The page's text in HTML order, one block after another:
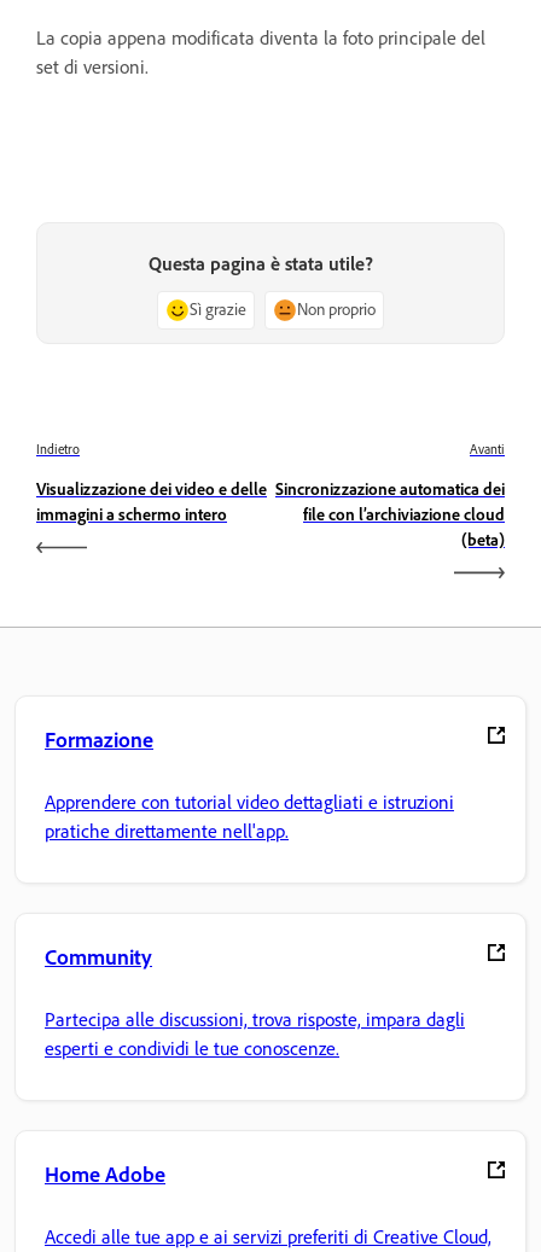
La copia appena modificata diventa la foto principale del
set di versioni.
Questa pagina è stata utile?
Sì grazie Non proprio
Indietro
Visualizzazione dei video e delle
immagini a schermo intero
Avanti
Sincronizzazione automatica dei
file con l’archiviazione cloud
(beta)
Formazione
Apprendere con tutorial video dettagliati e istruzioni
pratiche direttamente nell'app.
Community
Partecipa alle discussioni, trova risposte, impara dagli
esperti e condividi le tue conoscenze.
Home Adobe
Accedi alle tue app e ai servizi preferiti di Creative Cloud,